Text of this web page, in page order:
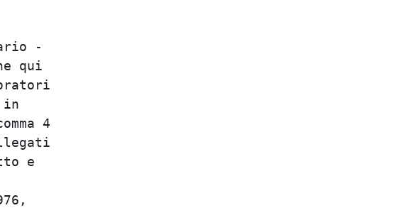
a cui
Segretario -
che qui
collaboratori
rendersi in
12, comma 4
Allegati
atto e
maggio 1976,